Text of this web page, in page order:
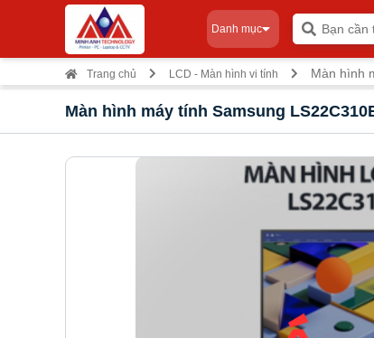
Danh mục
Trang chủ LCD - Màn hình vi tính Màn hình
Màn hình máy tính Samsung